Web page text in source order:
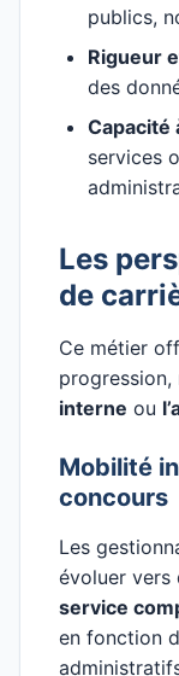
publics,
Rigueur
des
Capacité
services
Les
de
Ce métier
progression,
interne ou
Mobilité
concours
Les
évoluer vers
service
en fonction